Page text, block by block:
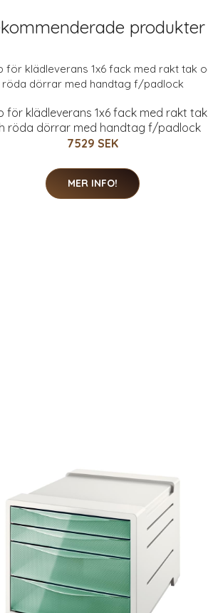
produkter
för klädleverans 1x6 fack med rakt tak
röda dörrar med handtag f/padlock
7529 SEK
MER INFO!